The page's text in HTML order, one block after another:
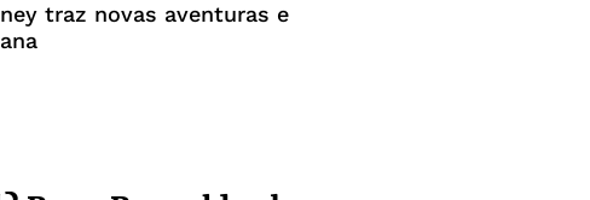
traz novas aventuras e